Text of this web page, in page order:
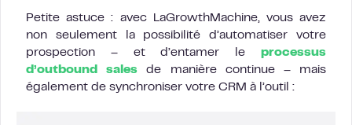
Petite astuce : avec LaGrowthMachine, vous avez
non seulement la possibilité d’automatiser votre
prospection – et d’entamer le processus
d’outbound sales de manière continue – mais
également de synchroniser votre CRM à l’outil :